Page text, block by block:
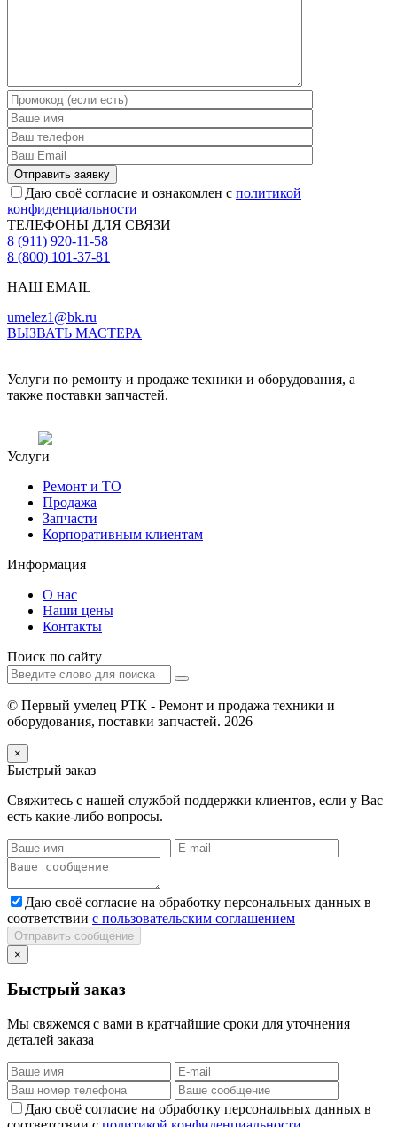
Даю своё согласие и ознакомлен с политикой
конфиденциальности
ТЕЛЕФОНЫ ДЛЯ СВЯЗИ
8 (911) 920-11-58
8 (800) 101-37-81
НАШ EMAIL
umelez1@bk.ru
ВЫЗВАТЬ МАСТЕРА
Услуги по ремонту и продаже техники и оборудования, а
также поставки запчастей.
Услуги
Ремонт и ТО
Продажа
Запчасти
Корпоративным клиентам
Информация
О нас
Наши цены
Контакты
Поиск по сайту
© Первый умелец РТК - Ремонт и продажа техники и
оборудования, поставки запчастей. 2026
×
Быстрый заказ
Свяжитесь с нашей службой поддержки клиентов, если у Вас
есть какие-либо вопросы.
Даю своё согласие на обработку персональных данных в
соответствии с пользовательским соглашением
Отправить сообщение
×
Быстрый заказ
Мы свяжемся с вами в кратчайшие сроки для уточнения
деталей заказа
Даю своё согласие на обработку персональных данных в